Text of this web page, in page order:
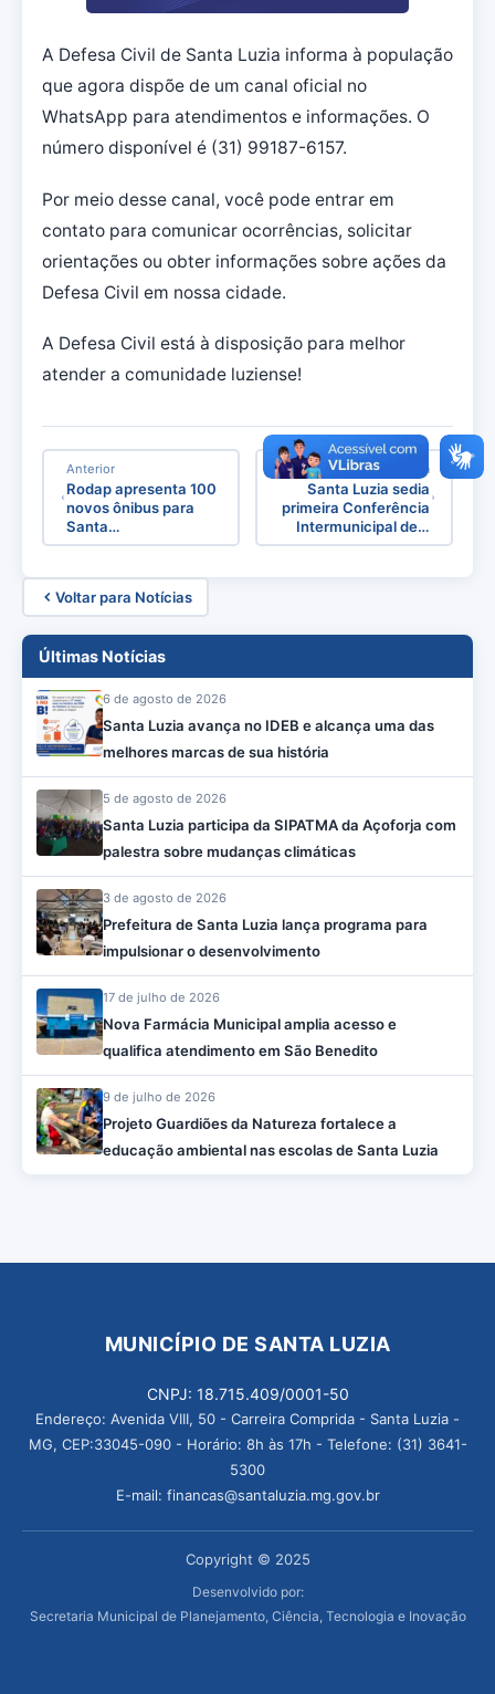
A Defesa Civil de Santa Luzia informa à população
que agora dispõe de um canal oficial no
WhatsApp para atendimentos e informações. O
número disponível é (31) 99187-6157.
Por meio desse canal, você pode entrar em
contato para comunicar ocorrências, solicitar
orientações ou obter informações sobre ações da
Defesa Civil em nossa cidade.
A Defesa Civil está à disposição para melhor
atender a comunidade luziense!
Anterior
Rodap apresenta 100
novos ônibus para
Santa…
Próxima
Santa Luzia sedia
primeira Conferência
Intermunicipal de…
Voltar para Notícias
Últimas Notícias
6 de agosto de 2026
Santa Luzia avança no IDEB e alcança uma das
melhores marcas de sua história
5 de agosto de 2026
Santa Luzia participa da SIPATMA da Açoforja com
palestra sobre mudanças climáticas
3 de agosto de 2026
Prefeitura de Santa Luzia lança programa para
impulsionar o desenvolvimento
17 de julho de 2026
Nova Farmácia Municipal amplia acesso e
qualifica atendimento em São Benedito
9 de julho de 2026
Projeto Guardiões da Natureza fortalece a
educação ambiental nas escolas de Santa Luzia
MUNICÍPIO DE SANTA LUZIA
CNPJ: 18.715.409/0001-50
Endereço: Avenida VIII, 50 - Carreira Comprida - Santa Luzia -
MG, CEP:33045-090 - Horário: 8h às 17h - Telefone: (31) 3641-
5300
E-mail: financas@santaluzia.mg.gov.br
Copyright © 2025
Desenvolvido por:
Secretaria Municipal de Planejamento, Ciência, Tecnologia e Inovação